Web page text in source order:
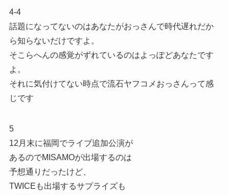
4-4
話題になってないのはあなたがおっさんで時代遅れだか
ら知らないだけですよ。
そこらへんの感覚がずれているのはよっぽどあなたです
よ。
それに気付けてない時点で流石ヤフコメおっさんって感
じです
5
12月末に福岡でライブ追加公演が
あるのでMISAMOが出場するのは
予想通りだったけど、
TWICEも出場するサプライズも